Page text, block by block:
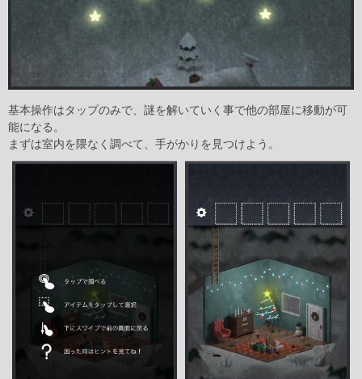
基本操作はタップのみで、謎を解いていく事で他の部屋に移動が可
能になる。
まずは室内を隈なく調べて、手がかりを見つけよう。